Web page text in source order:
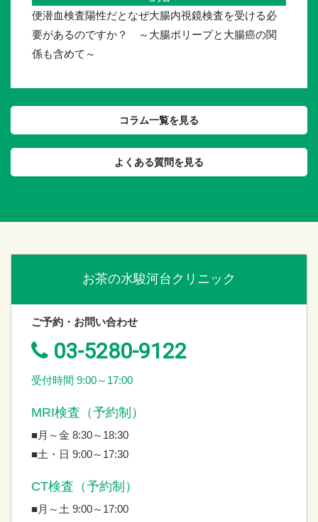
便潜血検査陽性だとなぜ大腸内視鏡検査を受ける必
要があるのですか？ ～大腸ポリープと大腸癌の関
係も含めて～
コラム一覧を見る
よくある質問を見る
お茶の水駿河台クリニック
ご予約・お問い合わせ
03-5280-9122
受付時間 9:00～17:00
MRI検査（予約制）
■月～金 8:30～18:30
■土・日 9:00～17:30
CT検査（予約制）
■月～土 9:00～17:00